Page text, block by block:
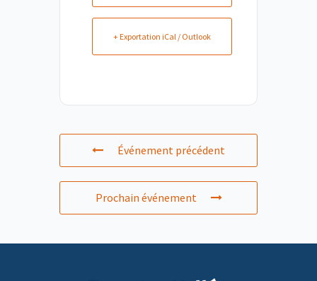
+ Exportation iCal / Outlook
Événement précédent
Prochain événement